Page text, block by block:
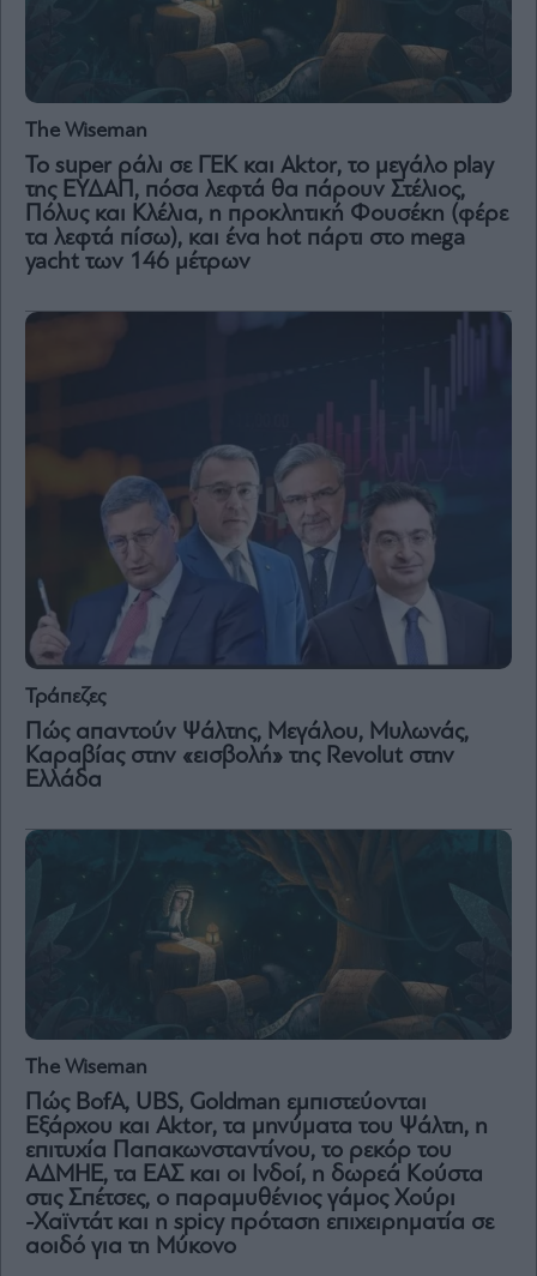
The Wiseman
Το super ράλι σε ΓΕΚ και Aktor, το μεγάλο play
της ΕΥΔΑΠ, πόσα λεφτά θα πάρουν Στέλιος,
Πόλυς και Κλέλια, η προκλητική Φουσέκη (φέρε
τα λεφτά πίσω), και ένα hot πάρτι στο mega
yacht των 146 μέτρων
Τράπεζες
Πώς απαντούν Ψάλτης, Μεγάλου, Μυλωνάς,
Καραβίας στην «εισβολή» της Revolut στην
Ελλάδα
The Wiseman
Πώς BofΑ, UBS, Goldman εμπιστεύονται
Εξάρχου και Aktor, τα μηνύματα του Ψάλτη, η
επιτυχία Παπακωνσταντίνου, το ρεκόρ του
ΑΔΜΗΕ, τα ΕΑΣ και οι Ινδοί, η δωρεά Κούστα
στις Σπέτσες, ο παραμυθένιος γάμος Χούρι
-Χαϊντάτ και η spicy πρόταση επιχειρηματία σε
αοιδό για τη Μύκονο